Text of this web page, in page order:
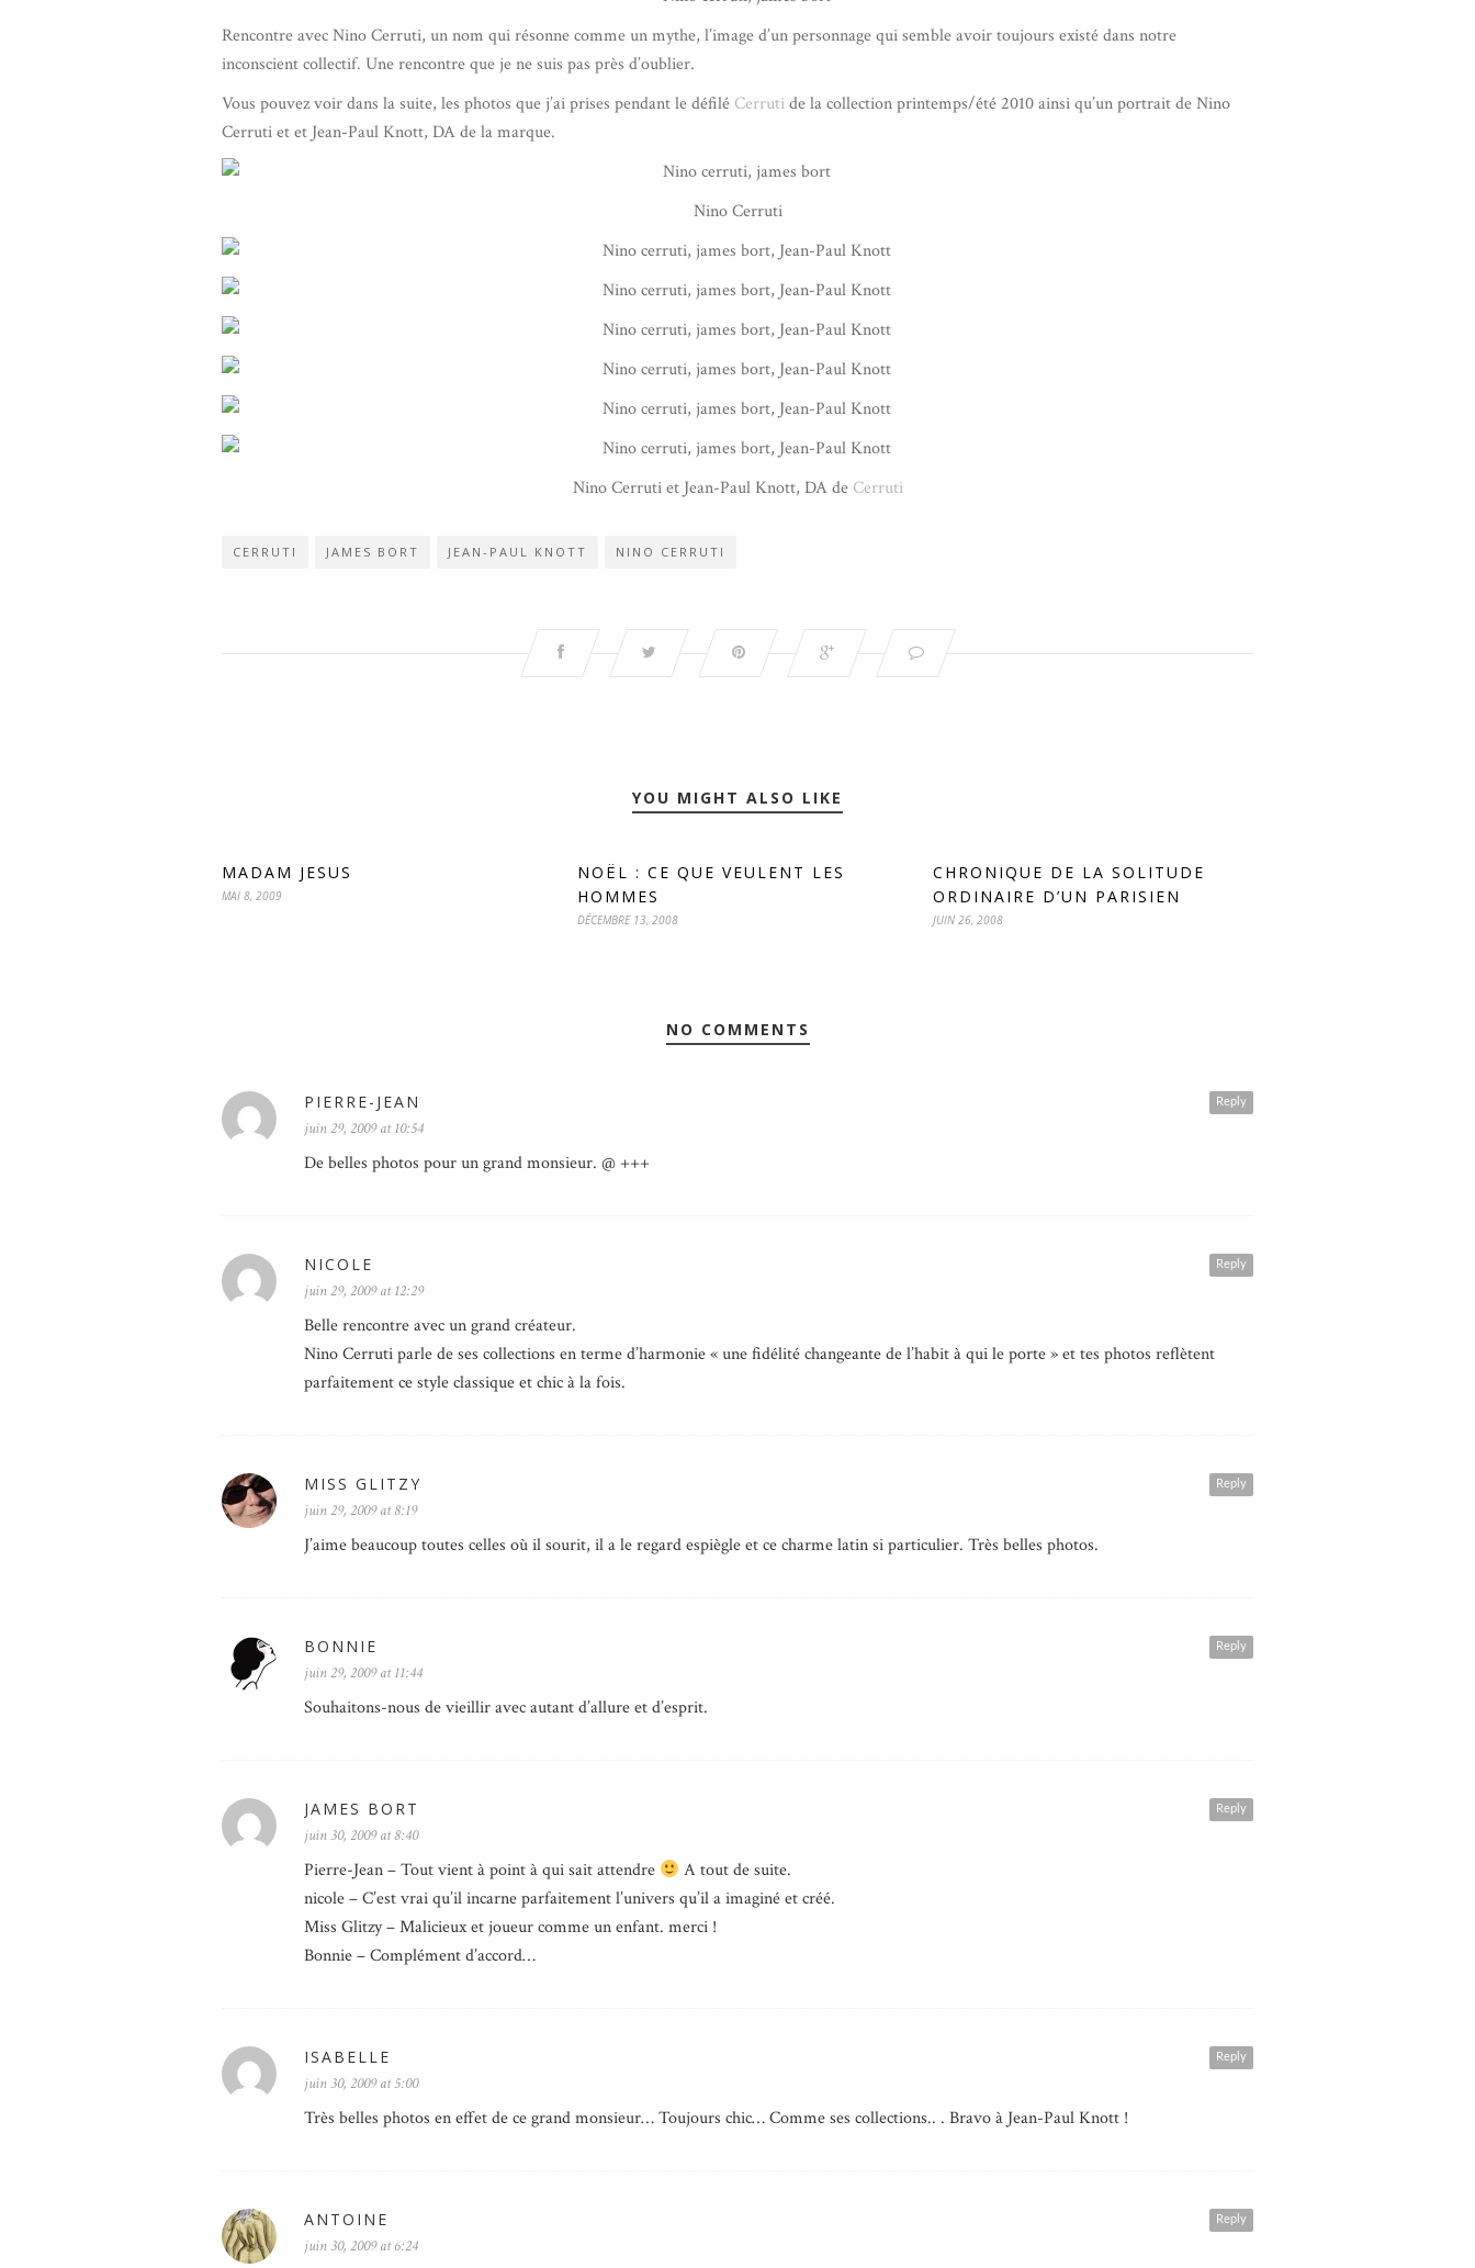
Rencontre avec Nino Cerruti, un nom qui résonne comme un mythe, l’image d’un personnage qui semble avoir toujours existé dans notre
inconscient collectif. Une rencontre que je ne suis pas près d’oublier.
Vous pouvez voir dans la suite, les photos que j’ai prises pendant le défilé Cerrutide la collection printemps/été 2010 ainsi qu’un portrait de Nino
Cerruti et et Jean-Paul Knott, DA de la marque.
Nino Cerruti
Nino Cerruti et Jean-Paul Knott, DA de Cerruti
CERRUTI JAMES BORT JEAN-PAUL KNOTT NINO CERRUTI
YOU MIGHT ALSO LIKE
MADAM JESUS
MAI 8, 2009
NOËL : CE QUE VEULENT LES
HOMMES
DÉCEMBRE 13, 2008
CHRONIQUE DE LA SOLITUDE
ORDINAIRE D’UN PARISIEN
JUIN 26, 2008
NO COMMENTS
Reply
PIERRE-JEAN
juin 29, 2009 at 10:54
De belles photos pour un grand monsieur. @ +++
Reply
NICOLE
juin 29, 2009 at 12:29
Belle rencontre avec un grand créateur.
Nino Cerruti parle de ses collections en terme d’harmonie « une fidélité changeante de l’habit à qui le porte » et tes photos reflètent
parfaitement ce style classique et chic à la fois.
Reply
MISS GLITZY
juin 29, 2009 at 8:19
J’aime beaucoup toutes celles où il sourit, il a le regard espiègle et ce charme latin si particulier. Très belles photos.
Reply
BONNIE
juin 29, 2009 at 11:44
Souhaitons-nous de vieillir avec autant d’allure et d’esprit.
Reply
JAMES BORT
juin 30, 2009 at 8:40
Pierre-Jean – Tout vient à point à qui sait attendre
A tout de suite.
nicole – C’est vrai qu’il incarne parfaitement l’univers qu’il a imaginé et créé.
Miss Glitzy – Malicieux et joueur comme un enfant. merci !
Bonnie – Complément d’accord…
Reply
ISABELLE
juin 30, 2009 at 5:00
Très belles photos en effet de ce grand monsieur… Toujours chic… Comme ses collections.. . Bravo à Jean-Paul Knott !
Reply
ANTOINE
juin 30, 2009 at 6:24